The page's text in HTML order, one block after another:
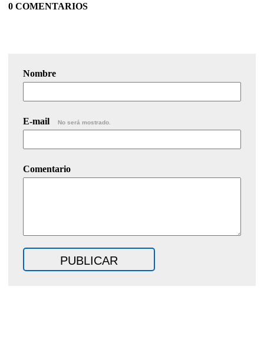
0 COMENTARIOS
Nombre
E-mail No será mostrado.
Comentario